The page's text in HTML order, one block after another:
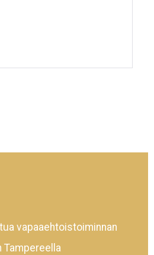
vapaaehtoistoiminnan
Tampereella